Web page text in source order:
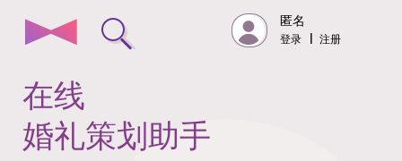
匿名
登录 注册
在线
婚礼策划助手